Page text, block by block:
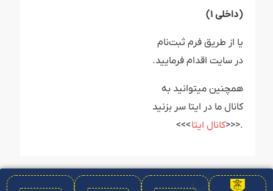
(داخلی ۱)
یا از طریق فرم ثبت‌نام
در سایت اقدام فرمایید.
همچنین میتوانید به
کانال ما در ایتا سر بزنید
.<<<کانال ایتا>>>